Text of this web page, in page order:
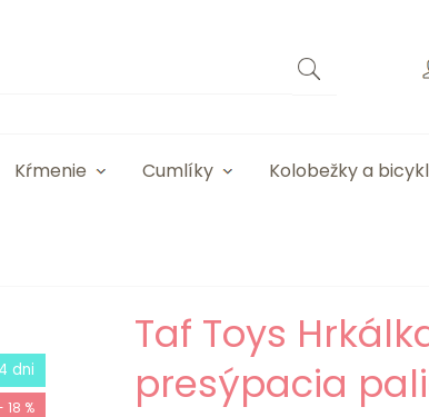
Kŕmenie Cumlíky Kolobežky a
dni
18 %
Taf Toys
presýpacia